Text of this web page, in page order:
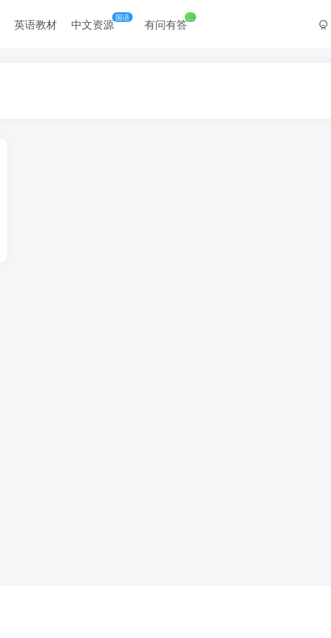
英语教材 中文资源国语 有问有答